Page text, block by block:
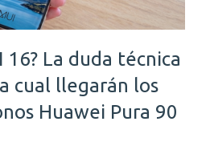
16? La duda técnica
cual llegarán los
Huawei Pura 90